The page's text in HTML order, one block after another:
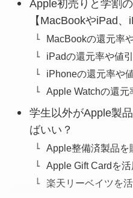
Apple初売りと学割
【MacBookやiPad、
MacBookの還元率
iPadの還元率や値
iPhoneの還元率や
Apple Watchの還
学生以外がApple製
ばいい？
Apple整備済製品を
Apple Gift Cardを活
楽天リーベイツを